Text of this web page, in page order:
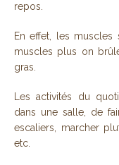
repos.
En effet, les
muscles plus on
gras.
Les activités du
dans une salle, de
escaliers, marcher
etc.